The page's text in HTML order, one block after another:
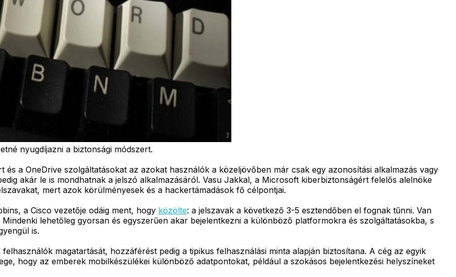
nyugdíjazni a biztonsági módszert.
a OneDrive szolgáltatásokat az azokat használók a közeljövőben már csak egy azonosítási alkalmazás vagy
akár le is mondhatnak a jelszó alkalmazásáról. Vasu Jakkal, a Microsoft kiberbiztonságért felelős alelnöke
mert azok körülményesek és a hackertámadások fő célpontjai.
a Cisco vezetője odáig ment, hogy közölte: a jelszavak a következő 3-5 esztendőben el fognak tűnni. Van
lehetőleg gyorsan és egyszerűen akar bejelentkezni a különböző platformokra és szolgáltatásokba, s
is.
magatartását, hozzáférést pedig a tipikus felhasználási minta alapján biztosítana. A cég az egyik
hogy az emberek mobilkészülékei különböző adatpontokat, például a szokásos bejelentkezési helyszíneket